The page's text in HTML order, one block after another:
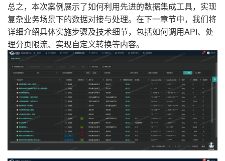
总之，本次案例展示了如何利用先进的数据集成工具，实现
复杂业务场景下的数据对接与处理。在下一章节中，我们将
详细介绍具体实施步骤及技术细节，包括如何调用API、处
理分页限流、实现自定义转换等内容。